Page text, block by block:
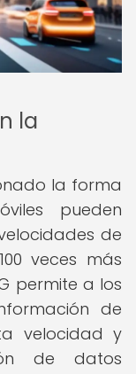
la
la forma
pueden
de
veces más
permite a los
de
velocidad y
de datos